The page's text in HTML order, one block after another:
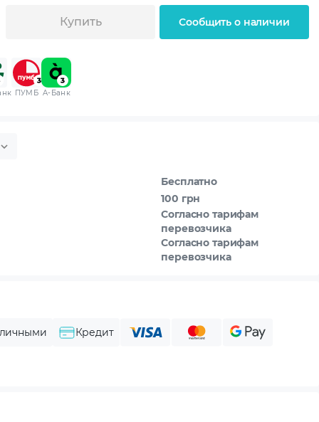
Купить Сообщить о наличии
ПУМБ A-Банк
Бесплатно
100 грн
Согласно тарифам
перевозчика
Согласно тарифам
перевозчика
Кредит